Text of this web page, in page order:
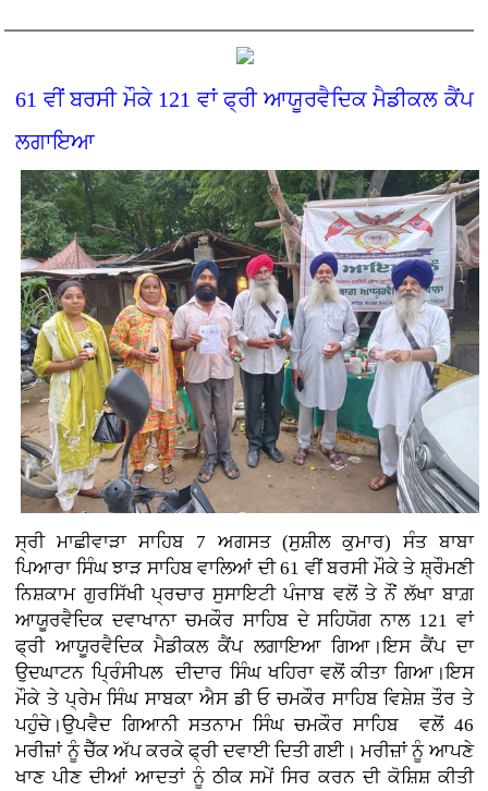
61 ਵੀਂ ਬਰਸੀ ਮੌਕੇ 121 ਵਾਂ ਫ੍ਰੀ ਆਯੂਰਵੈਦਿਕ ਮੈਡੀਕਲ ਕੈਂਪ
ਲਗਾਇਆ
ਸ੍ਰੀ ਮਾਛੀਵਾੜਾ ਸਾਹਿਬ 7 ਅਗਸਤ (ਸੁਸ਼ੀਲ ਕੁਮਾਰ)ਸੰਤ ਬਾਬਾ
ਪਿਆਰਾ ਸਿੰਘ ਝਾੜ ਸਾਹਿਬ ਵਾਲਿਆਂ ਦੀ 61 ਵੀਂ ਬਰਸੀ ਮੌਕੇ ਤੇ ਸ਼੍ਰੌਮਣੀ
ਨਿਸ਼ਕਾਮ ਗੁਰਸਿੱਖੀ ਪ੍ਰਚਾਰ ਸੁਸਾਇਟੀ ਪੰਜਾਬ ਵਲੋਂ ਤੇ ਨੌਂ ਲੱਖਾ ਬਾਗ਼
ਆਯੂਰਵੈਦਿਕ ਦਵਾਖਾਨਾ ਚਮਕੌਰ ਸਾਹਿਬ ਦੇ ਸਹਿਯੋਗ ਨਾਲ 121 ਵਾਂ
ਫ੍ਰੀ ਆਯੂਰਵੈਦਿਕ ਮੈਡੀਕਲ ਕੈਂਪ ਲਗਾਇਆ ਗਿਆ।ਇਸ ਕੈਂਪ ਦਾ
ਉਦਘਾਟਨ ਪ੍ਰਿੰਸੀਪਲ ਦੀਦਾਰ ਸਿੰਘ ਖਹਿਰਾ ਵਲੋਂ ਕੀਤਾ ਗਿਆ।ਇਸ
ਮੌਕੇ ਤੇ ਪ੍ਰੇਮ ਸਿੰਘ ਸਾਬਕਾ ਐਸ ਡੀ ਓ ਚਮਕੌਰ ਸਾਹਿਬ ਵਿਸ਼ੇਸ਼ ਤੌਰ ਤੇ
ਪਹੁੰਚੇ।ਉਪਵੈਦ ਗਿਆਨੀ ਸਤਨਾਮ ਸਿੰਘ ਚਮਕੌਰ ਸਾਹਿਬ ਵਲੋਂ 46
ਮਰੀਜ਼ਾਂ ਨੂੰ ਚੈੱਕ ਅੱਪ ਕਰਕੇ ਫ੍ਰੀ ਦਵਾਈ ਦਿਤੀ ਗਈ। ਮਰੀਜ਼ਾਂ ਨੂੰ ਆਪਣੇ
ਖਾਣ ਪੀਣ ਦੀਆਂ ਆਦਤਾਂ ਨੂੰ ਠੀਕ ਸਮੇਂ ਸਿਰ ਕਰਨ ਦੀ ਕੋਸ਼ਿਸ਼ ਕੀਤੀ